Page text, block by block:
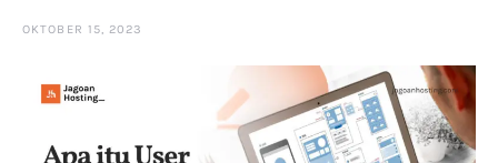
OKTOBER 15, 2023